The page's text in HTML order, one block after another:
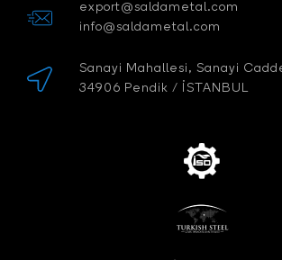
export@saldametal.com
info@saldametal.com
Sanayi Mahallesi, Sanayi
34906 Pendik / İSTANBUL